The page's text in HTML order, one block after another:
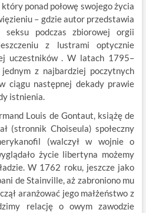
który ponad połowę swojego życia
– gdzie autor przedstawia
seksu podczas zbiorowej orgii
z lustrami optycznie
uczestników . W latach 1795–
z najbardziej poczytnych
ciągu następnej dekady prawie
istnienia.
Louis de Gontaut, książę de
(stronnik Choiseula) społeczny
(walczył w wojnie o
życie libertyna możemy
W 1762 roku, jeszcze jako
de Stainville, aż zabroniono mu
aranżować jego małżeństwo z
relację o owym zawodzie